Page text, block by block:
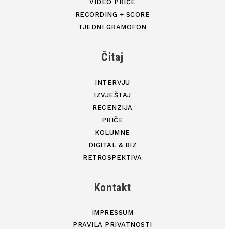
VIDEO PRIČE
RECORDING + SCORE
TJEDNI GRAMOFON
Čitaj
INTERVJU
IZVJEŠTAJ
RECENZIJA
PRIČE
KOLUMNE
DIGITAL & BIZ
RETROSPEKTIVA
Kontakt
IMPRESSUM
PRAVILA PRIVATNOSTI